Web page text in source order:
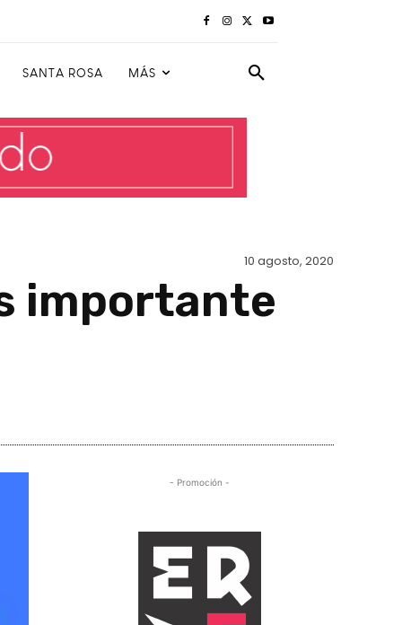
SANTA ROSA MÁS
10 agosto, 2020
importante
- Promoción -